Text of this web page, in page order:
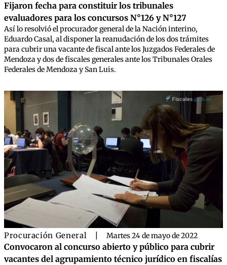
Fijaron fecha para constituir los tribunales
evaluadores para los concursos N°126 y N°127
Así lo resolvió el procurador general de la Nación interino,
Eduardo Casal, al disponer la reanudación de los dos trámites
para cubrir una vacante de fiscal ante los Juzgados Federales de
Mendoza y dos de fiscales generales ante los Tribunales Orales
Federales de Mendoza y San Luis.
Procuración General Martes 24 de mayo de 2022
Convocaron al concurso abierto y público para cubrir
vacantes del agrupamiento técnico jurídico en fiscalías